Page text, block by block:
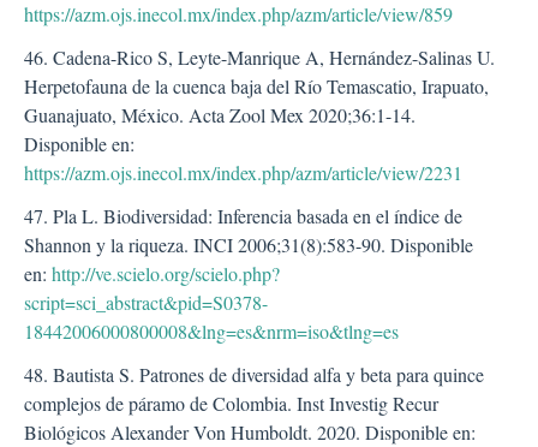
https://azm.ojs.inecol.mx/index.php/azm/article/view/859
46. Cadena-Rico S, Leyte-Manrique A, Hernández-Salinas U.
Herpetofauna de la cuenca baja del Río Temascatio, Irapuato,
Guanajuato, México. Acta Zool Mex 2020;36:1-14.
Disponible en:
https://azm.ojs.inecol.mx/index.php/azm/article/view/2231
47. Pla L. Biodiversidad: Inferencia basada en el índice de
Shannon y la riqueza. INCI 2006;31(8):583-90. Disponible
en: http://ve.scielo.org/scielo.php?
script=sci_abstract&pid=S0378-
18442006000800008&lng=es&nrm=iso&tlng=es
48. Bautista S. Patrones de diversidad alfa y beta para quince
complejos de páramo de Colombia. Inst Investig Recur
Biológicos Alexander Von Humboldt. 2020. Disponible en: